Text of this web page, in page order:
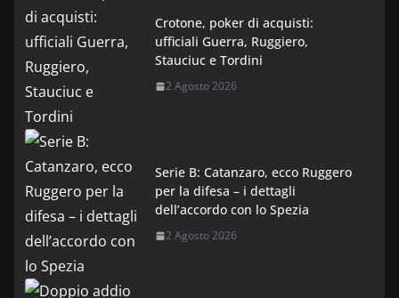
Crotone, poker di acquisti:
ufficiali Guerra, Ruggiero,
Stauciuc e Tordini
2 Agosto 2026
Serie B: Catanzaro, ecco Ruggero
per la difesa – i dettagli
dell’accordo con lo Spezia
2 Agosto 2026